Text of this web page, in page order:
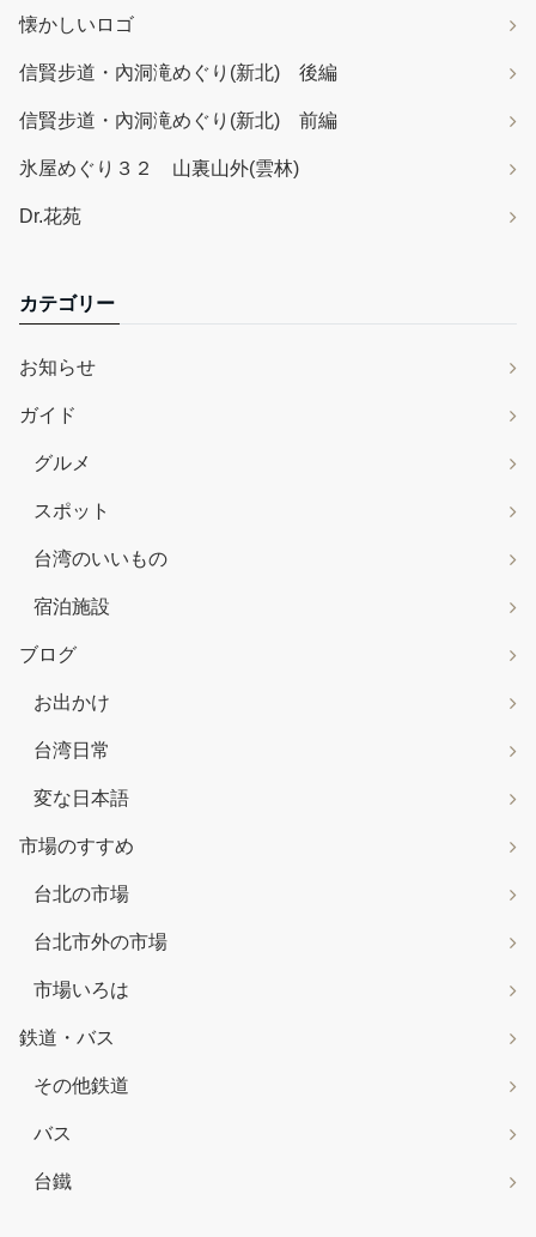
懐かしいロゴ
信賢步道・內洞滝めぐり(新北) 後編
信賢步道・內洞滝めぐり(新北) 前編
氷屋めぐり３２ 山裏山外(雲林)
Dr.花苑
カテゴリー
お知らせ
ガイド
グルメ
スポット
台湾のいいもの
宿泊施設
ブログ
お出かけ
台湾日常
変な日本語
市場のすすめ
台北の市場
台北市外の市場
市場いろは
鉄道・バス
その他鉄道
バス
台鐵